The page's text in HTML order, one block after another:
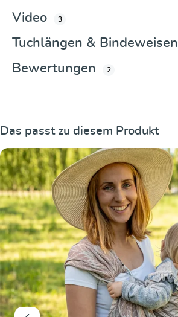
Video
3
Tuchlängen & Bindeweisen
Bewertungen
2
Produktgalerie überspringen
Das passt zu diesem Produkt